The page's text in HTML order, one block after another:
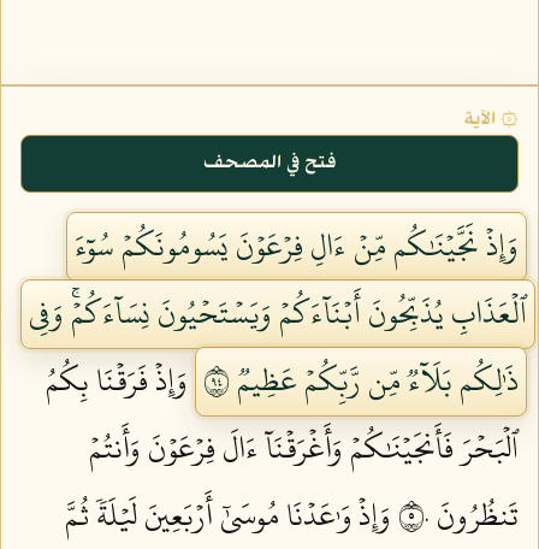
۞ الآية
فتح في المصحف
وَإِذۡ نَجَّيۡنَٰكُم مِّنۡ ءَالِ فِرۡعَوۡنَ يَسُومُونَكُمۡ سُوٓءَ
ٱلۡعَذَابِ يُذَبِّحُونَ أَبۡنَآءَكُمۡ وَيَسۡتَحۡيُونَ نِسَآءَكُمۡۚ وَفِي
ذَٰلِكُم بَلَآءٞ مِّن رَّبِّكُمۡ عَظِيمٞ ٤٩
وَإِذۡ فَرَقۡنَا بِكُمُ
ٱلۡبَحۡرَ فَأَنجَيۡنَٰكُمۡ وَأَغۡرَقۡنَآ ءَالَ فِرۡعَوۡنَ وَأَنتُمۡ
تَنظُرُونَ ٥٠
وَإِذۡ وَٰعَدۡنَا مُوسَىٰٓ أَرۡبَعِينَ لَيۡلَةٗ ثُمَّ